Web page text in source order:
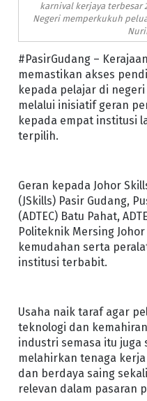
karnival kerjaya terbesar
Negeri memperkukuh
#PasirGudang –
memastikan akses
kepada pelajar di
melalui inisiatif geran
kepada empat institusi
terpilih.
Geran kepada Johor
(JSkills) Pasir Gudang,
(ADTEC) Batu Pahat,
Politeknik Mersing
kemudahan serta
institusi terbabit.
Usaha naik taraf agar
teknologi dan
industri semasa itu juga
melahirkan tenaga
dan berdaya saing
relevan dalam pasaran